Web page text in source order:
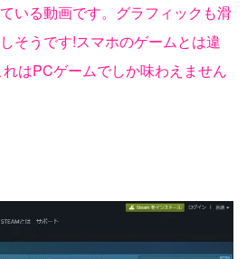
いる動画です。グラフィックも滑
そうです!スマホのゲームとは違
はPCゲームでしか味わえません